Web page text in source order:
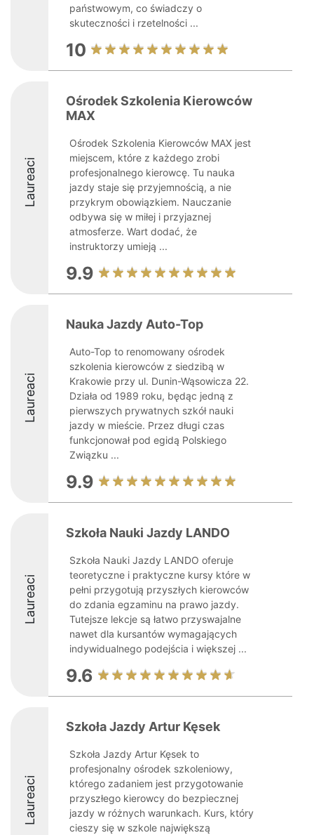
państwowym, co świadczy o
skuteczności i rzetelności ...
10
Laureaci
Ośrodek Szkolenia Kierowców
MAX
Ośrodek Szkolenia Kierowców MAX jest
miejscem, które z każdego zrobi
profesjonalnego kierowcę. Tu nauka
jazdy staje się przyjemnością, a nie
przykrym obowiązkiem. Nauczanie
odbywa się w miłej i przyjaznej
atmosferze. Wart dodać, że
instruktorzy umieją ...
9.9
Laureaci
Nauka Jazdy Auto-Top
Auto-Top to renomowany ośrodek
szkolenia kierowców z siedzibą w
Krakowie przy ul. Dunin-Wąsowicza 22.
Działa od 1989 roku, będąc jedną z
pierwszych prywatnych szkół nauki
jazdy w mieście. Przez długi czas
funkcjonował pod egidą Polskiego
Związku ...
9.9
Laureaci
Szkoła Nauki Jazdy LANDO
Szkoła Nauki Jazdy LANDO oferuje
teoretyczne i praktyczne kursy które w
pełni przygotują przyszłych kierowców
do zdania egzaminu na prawo jazdy.
Tutejsze lekcje są łatwo przyswajalne
nawet dla kursantów wymagających
indywidualnego podejścia i większej ...
9.6
Laureaci
Szkoła Jazdy Artur Kęsek
Szkoła Jazdy Artur Kęsek to
profesjonalny ośrodek szkoleniowy,
którego zadaniem jest przygotowanie
przyszłego kierowcy do bezpiecznej
jazdy w różnych warunkach. Kurs, który
cieszy się w szkole największą